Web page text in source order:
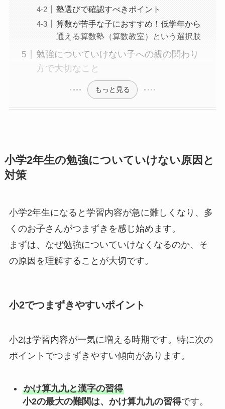
塾選びで確認すべきポイント
算数が苦手な子におすすめ！低学年から
通える算数塾（算数教室）という選択肢
勉強についていけない子への親の関わり
方で大切なこと
もっと見る
小学2年生の勉強についていけない原因と
対策
小学2年生になると学習内容が急に難しくなり、多
くのお子さんがつまずきを感じ始めます。
まずは、なぜ勉強についていけなくなるのか、そ
の原因を理解することが大切です。
小2でつまずきやすいポイント
小2は学習内容が一気に増える時期です。特に次の
ポイントでつまずきやすい傾向があります。
かけ算九九と漢字の習得
小2の最大の難関は、かけ算九九の習得です。